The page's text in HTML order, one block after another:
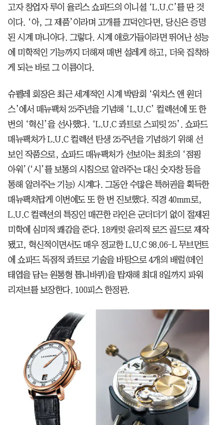
고자 창업자 루이 율리스 쇼파드의 이니셜 ‘L.U.C’를 딴 것
이다. ‘아, 그 제품’이라며 고개를 끄덕인다면, 당신은 증명
된 시계 마니아다. 그렇다. 시계 애호가들이라면 뛰어난 성능
에 미학적인 기능까지 더해져 매번 설레게 하고, 더욱 집착하
게 되는 바로 그 이름이다.
슈펠레 회장은 최근 세계적인 시계 박람회 ‘워치스 앤 원더
스’에서 매뉴팩처 25주년을 기념해 ‘L.U.C’ 컬렉션에 또 한
번의 ‘혁신’을 선사했다. ‘L.U.C 콰트로 스피릿 25’. 쇼파드
매뉴팩처가 L.U.C 컬렉션 탄생 25주년을 기념하기 위해 선
보인 작품으로, 쇼파드 매뉴팩처가 선보이는 최초의 ‘점핑
아워’(‘시’를 보통의 시침으로 알려주는 대신 숫자창 등을
통해 알려주는 기능) 시계다. 그동안 수많은 특허권을 획득한
매뉴팩처답게 이번에도 또 한 번 진보했다. 직경 40mm로,
L.U.C 컬렉션의 특징인 매끈한 라인은 군더더기 없이 절제된
미학에 심미적 쾌감을 준다. 18캐럿 윤리적 로즈 골드로 제작
됐고, 혁신적이면서도 매우 정교한 L.U.C 98.06-L 무브먼트
에 쇼파드 독점적 콰트로 기술을 바탕으로 4개의 배럴(메인
태엽을 담는 원통형 톱니바퀴)을 탑재해 최대 8일까지 파워
리저브를 보장한다. 100피스 한정판.